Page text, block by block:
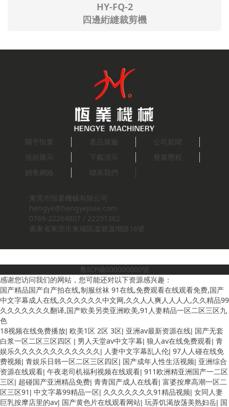
HY-QG-6 / 6B / 6L
電腦自動裁剪機
關于恒業 產品展廳
公司新聞
視頻展示
下載演示
發展歷程
銷售網絡
聯系我們
東莞市恒業機械有限公司
hengye@hengyejixie.com
0769-22264807 / 22291362
廣東省東莞市東城區溫塘溫增路16號
粵ICP備000000000號
感谢您访问我们的网站，您可能还对以下资源感兴趣：
国产精品国产自产拍在线,制服丝袜 91在线,免费观看在线观看免费,国产
中文字幕成人在线,久久久久久久中文网,久久人人爽人人人人,久久精品99
久久久久久久久翻译,国产欧美另类亚洲欧美,91人妻精品一区二区三区九
色
18视频在线免费播放| 欧美1区 2区 3区| 亚洲av最新资源在线| 国产无套
白浆一区二区三区四区 | 男人天堂av中文字幕| 狼人av在线免费观看| 青
娱乐久久久久久久久久久久久久| 人妻中文字幕乱人伦| 97人人碰在线免
费视频| 青娱乐日韩一区二区三区四区| 国产成年人性生活视频| 亚洲综合
资源在线观看| 午夜老司机福利视频在线观看| 911欧洲精亚洲国产一二区
三区| 超碰国产亚洲精品免费| 青青国产成人在线看| 富婆按摩高潮一区二
区三区91 | 中文字幕99精品一区| 久久久久久久久91精品视频| 女同人妻
巨乳按摩店里的av| 国产黄色片在线观看网站| 玩弄饥渴放荡美熟妇岳| 国